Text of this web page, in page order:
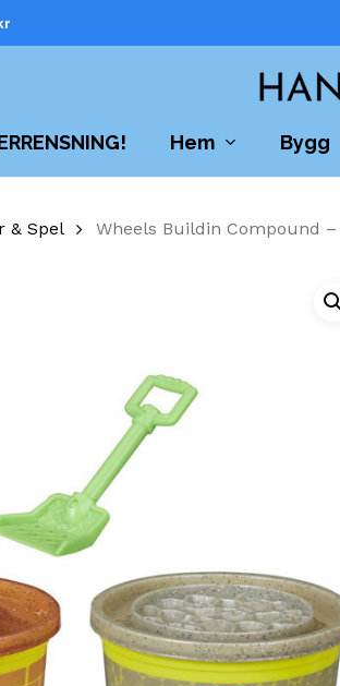
Hem Bygg
& Spel Wheels Buildin Compound